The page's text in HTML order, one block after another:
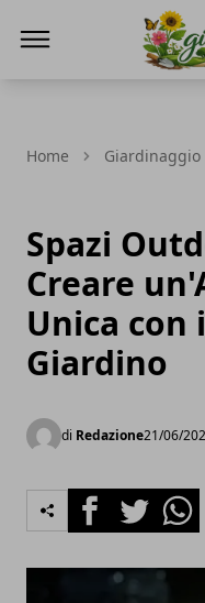
Home Giardinaggio
Spazi
Creare
Unica con
Giardino
di Redazione21/06/
FacebookTwitter